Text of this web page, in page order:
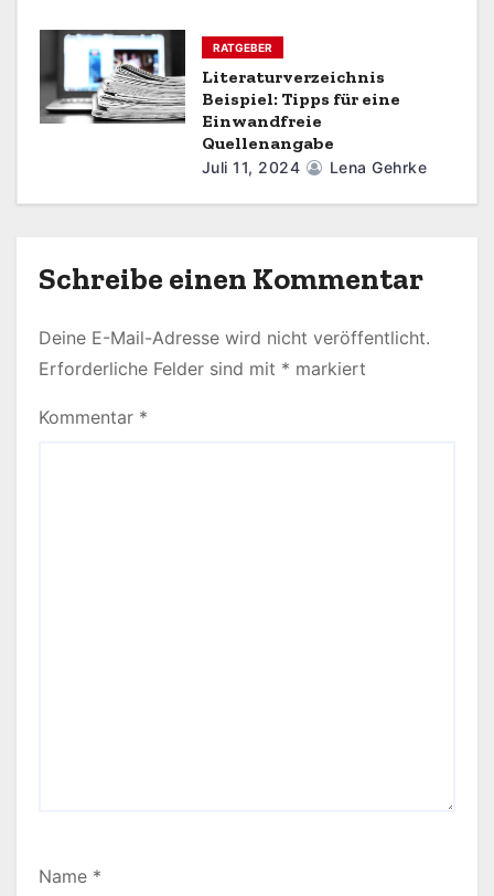
RATGEBER
Literaturverzeichnis
Beispiel: Tipps für eine
Einwandfreie
Quellenangabe
Juli 11, 2024 Lena Gehrke
Schreibe einen Kommentar
Deine E-Mail-Adresse wird nicht veröffentlicht.
Erforderliche Felder sind mit * markiert
Kommentar *
Name *